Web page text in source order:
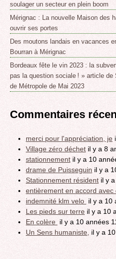
soulager un secteur en plein boom
Mérignac : La nouvelle Maison des
ouvrir ses portes
Des moutons landais en vacances
Bourran à Mérignac
Bordeaux fête le vin 2023 : la
pas la question sociale ! » article de
de Métropole de Mai 2023
Commentaires
merci pour l'appréciation, je
Village zéro déchet il y a 8
stationnement il y a 10
drame de Puisseguin il y a
Stationnement résident il y
entièrement en accord avec
indemnité klm velo il y a 10
Les pieds sur terre il y a 10
En colère il y a 10 années
Un Sens humaniste, il y a